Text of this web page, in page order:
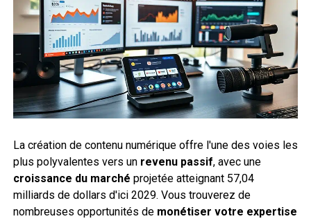
La création de contenu numérique offre l'une des voies les
plus polyvalentes vers un revenu passif, avec une
croissance du marché projetée atteignant 57,04
milliards de dollars d'ici 2029. Vous trouverez de
nombreuses opportunités de monétiser votre expertise